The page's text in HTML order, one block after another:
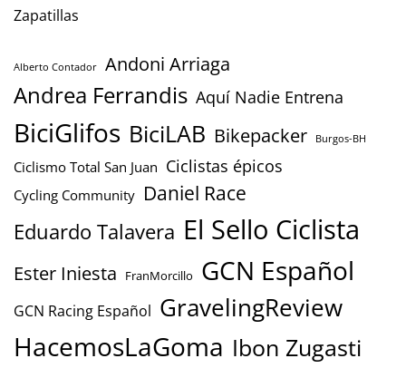
Zapatillas
Alberto Contador Andoni Arriaga
Andrea Ferrandis Aquí Nadie Entrena
BiciGlifos BiciLAB Bikepacker Burgos-BH
Ciclismo Total San Juan Ciclistas épicos
Cycling Community Daniel Race
Eduardo Talavera El Sello Ciclista
Ester Iniesta FranMorcillo GCN Español
GCN Racing Español GravelingReview
HacemosLaGoma Ibon Zugasti